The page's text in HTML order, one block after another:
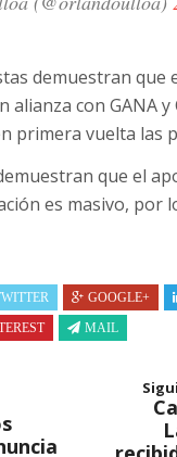
demuestran que
alianza con GANA
primera vuelta las
que el
es masivo, por
GOOGLE+
MAIL